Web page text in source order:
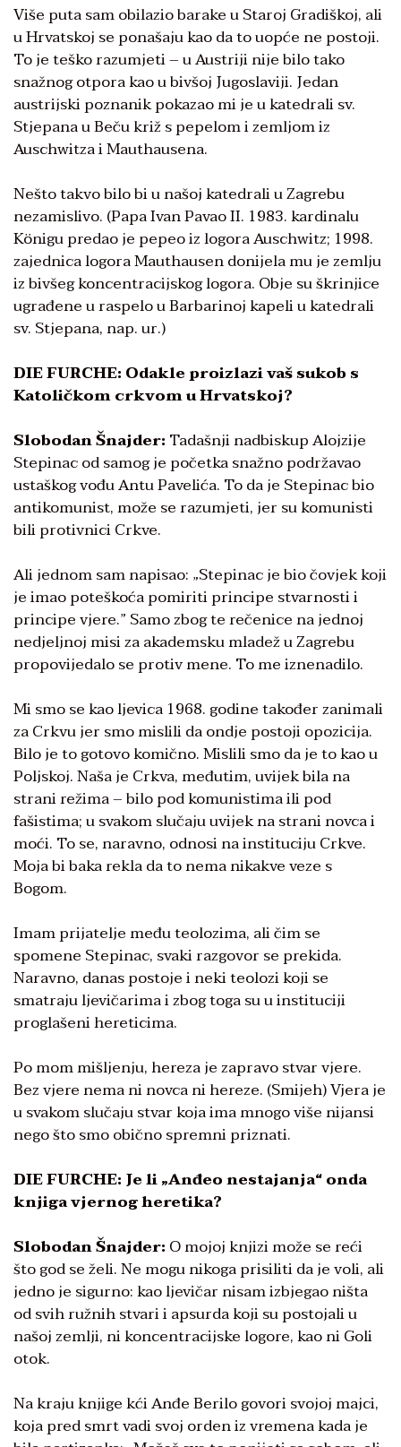
Više puta sam obilazio barake u Staroj Gradiškoj, ali
u Hrvatskoj se ponašaju kao da to uopće ne postoji.
To je teško razumjeti – u Austriji nije bilo tako
snažnog otpora kao u bivšoj Jugoslaviji. Jedan
austrijski poznanik pokazao mi je u katedrali sv.
Stjepana u Beču križ s pepelom i zemljom iz
Auschwitza i Mauthausena.
Nešto takvo bilo bi u našoj katedrali u Zagrebu
nezamislivo. (Papa Ivan Pavao II. 1983. kardinalu
Königu predao je pepeo iz logora Auschwitz; 1998.
zajednica logora Mauthausen donijela mu je zemlju
iz bivšeg koncentracijskog logora. Obje su škrinjice
ugrađene u raspelo u Barbarinoj kapeli u katedrali
sv. Stjepana, nap. ur.)
DIE FURCHE: Odakle proizlazi vaš sukob s
Katoličkom crkvom u Hrvatskoj?
Slobodan Šnajder: Tadašnji nadbiskup Alojzije
Stepinac od samog je početka snažno podržavao
ustaškog vođu Antu Pavelića. To da je Stepinac bio
antikomunist, može se razumjeti, jer su komunisti
bili protivnici Crkve.
Ali jednom sam napisao: „Stepinac je bio čovjek koji
je imao poteškoća pomiriti principe stvarnosti i
principe vjere.” Samo zbog te rečenice na jednoj
nedjeljnoj misi za akademsku mladež u Zagrebu
propovijedalo se protiv mene. To me iznenadilo.
Mi smo se kao ljevica 1968. godine također zanimali
za Crkvu jer smo mislili da ondje postoji opozicija.
Bilo je to gotovo komično. Mislili smo da je to kao u
Poljskoj. Naša je Crkva, međutim, uvijek bila na
strani režima – bilo pod komunistima ili pod
fašistima; u svakom slučaju uvijek na strani novca i
moći. To se, naravno, odnosi na instituciju Crkve.
Moja bi baka rekla da to nema nikakve veze s
Bogom.
Imam prijatelje među teolozima, ali čim se
spomene Stepinac, svaki razgovor se prekida.
Naravno, danas postoje i neki teolozi koji se
smatraju ljevičarima i zbog toga su u instituciji
proglašeni hereticima.
Po mom mišljenju, hereza je zapravo stvar vjere.
Bez vjere nema ni novca ni hereze. (Smijeh) Vjera je
u svakom slučaju stvar koja ima mnogo više nijansi
nego što smo obično spremni priznati.
DIE FURCHE: Je li „Anđeo nestajanja“ onda
knjiga vjernog heretika?
Slobodan Šnajder: O mojoj knjizi može se reći
što god se želi. Ne mogu nikoga prisiliti da je voli, ali
jedno je sigurno: kao ljevičar nisam izbjegao ništa
od svih ružnih stvari i apsurda koji su postojali u
našoj zemlji, ni koncentracijske logore, kao ni Goli
otok.
Na kraju knjige kći Anđe Berilo govori svojoj majci,
koja pred smrt vadi svoj orden iz vremena kada je